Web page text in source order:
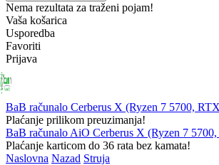
Nema rezultata za traženi pojam!
Vaša košarica
Usporedba
Favoriti
Prijava
BaB računalo Cerberus X (Ryzen 7 5700,
Plaćanje prilikom preuzimanja!
BaB računalo AiO Cerberus X (Ryzen 7
Plaćanje karticom do 36 rata bez kamata!
Naslovna Nazad Struja